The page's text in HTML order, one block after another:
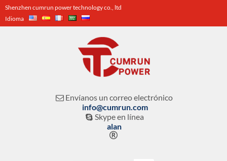
Shenzhen cumrun power technology co., ltd
Idioma
 Envíanos un correo electrónico
info@cumrun.com
 Skype en línea
alan
